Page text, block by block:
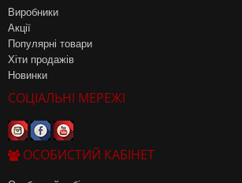
Виробники
Акції
Популярні товари
Хіти продажів
Новинки
СОЦІАЛЬНІ МЕРЕЖІ
ОСОБИСТИЙ КАБІНЕТ